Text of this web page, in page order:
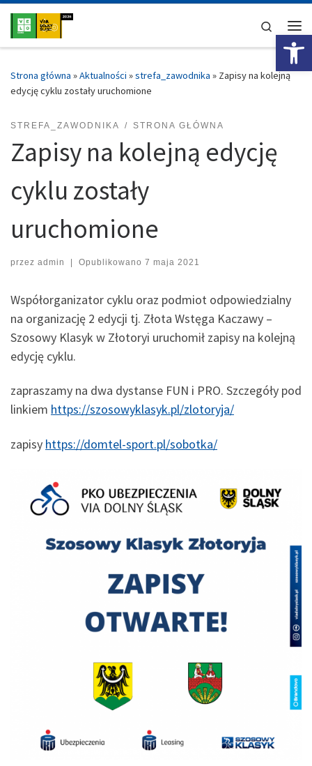
Przejdź do treści
Search
Strona główna »Aktualności »strefa_zawodnika » Zapisy na kolejną
edycję cyklu zostały uruchomione
STREFA_ZAWODNIKA STRONA GŁÓWNA
Zapisy na kolejną edycję
cyklu zostały
uruchomione
przez admin | Opublikowano 7 maja 2021
Współorganizator cyklu oraz podmiot odpowiedzialny
na organizację 2 edycji tj. Złota Wstęga Kaczawy –
Szosowy Klasyk w Złotoryi uruchomił zapisy na kolejną
edycję cyklu.
zapraszamy na dwa dystanse FUN i PRO. Szczegóły pod
linkiem https://szosowyklasyk.pl/zlotoryja/
zapisy https://domtel-sport.pl/sobotka/